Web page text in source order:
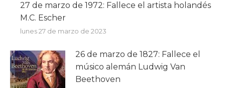
27 de marzo de 1972: Fallece el artista holandés
M.C. Escher
lunes 27 de marzo de 2023
26 de marzo de 1827: Fallece el
músico alemán Ludwig Van
Beethoven